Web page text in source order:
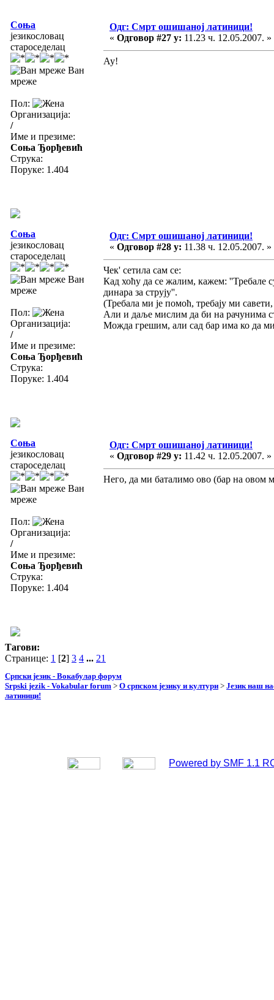
Соња
језикословац
староседелац
Ван
мреже
Пол:
Организација:
/
Име и презиме:
Соња Ђорђевић
Струка:
Поруке: 1.404
Одг: Смрт ошишаној латиници!
« Одговор #27 у: 11.23 ч. 12.05.2007. »
Ау!
Соња
језикословац
староседелац
Ван
мреже
Пол:
Организација:
/
Име и презиме:
Соња Ђорђевић
Струка:
Поруке: 1.404
Одг: Смрт ошишаној латиници!
« Одговор #28 у: 11.38 ч. 12.05.2007. »
Чек' сетила сам се:
Кад хоћу да се жалим, кажем: ''Требале
динара за струју''.
(Требала ми је помоћ, требају ми савети,
Али и даље мислим да би на рачунима
Можда грешим, али сад бар има ко да
Соња
језикословац
староседелац
Ван
мреже
Пол:
Организација:
/
Име и презиме:
Соња Ђорђевић
Струка:
Поруке: 1.404
Одг: Смрт ошишаној латиници!
« Одговор #29 у: 11.42 ч. 12.05.2007. »
Него, да ми баталимо ово (бар на овом
Тагови:
Странице: 1 [2] 3 4 ... 21
Српски језик - Вокабулар форум
Srpski jezik - Vokabular forum > О српском језику и култури > Језик наш
латиници!
Powered by SMF 1.1